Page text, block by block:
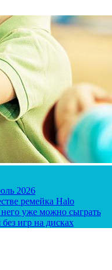
2026
ремейка Halo
уже можно сыграть
игр на дисках